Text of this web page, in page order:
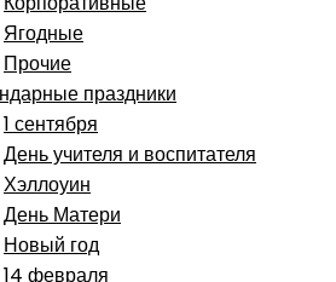
Ягодные
Прочие
праздники
1 сентября
День учителя и воспитателя
Хэллоуин
День Матери
Новый год
14 февраля